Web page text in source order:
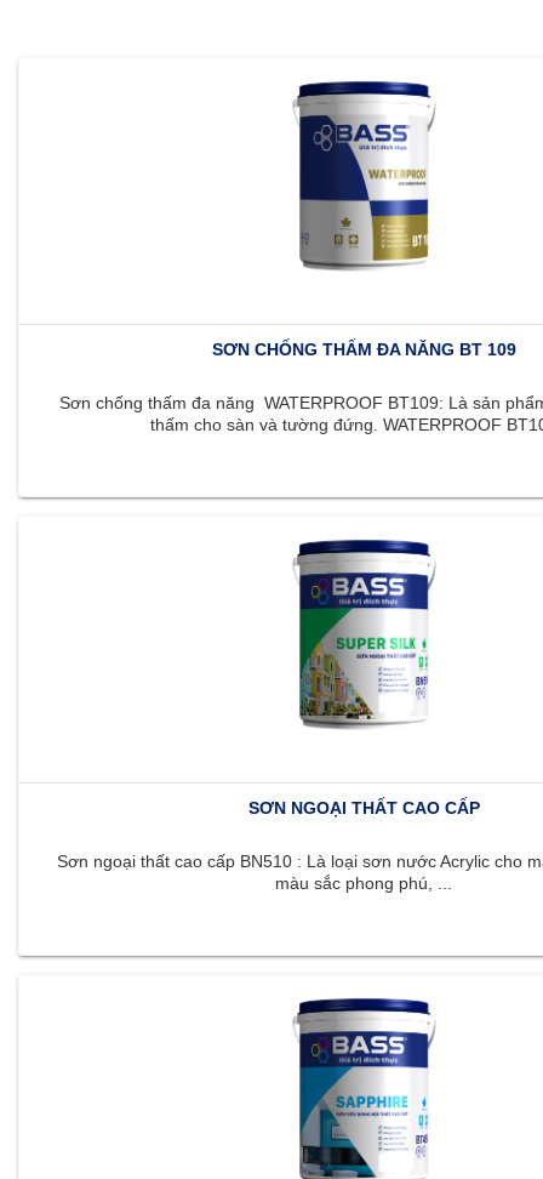
SƠN CHỐNG THẤM ĐA NĂNG BT 109
Sơn chống thấm đa năng WATERPROOF BT109: Là sản
thấm cho sàn và tường đứng. WATERPROOF
SƠN NGOẠI THẤT CAO CẤP
Sơn ngoại thất cao cấp BN510 : Là loại sơn nước Acrylic cho
màu sắc phong phú, ...